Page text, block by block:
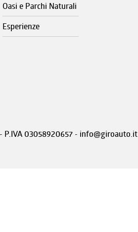
Oasi e Parchi Naturali
Esperienze
P.IVA 03058920657 - info@giroauto.it